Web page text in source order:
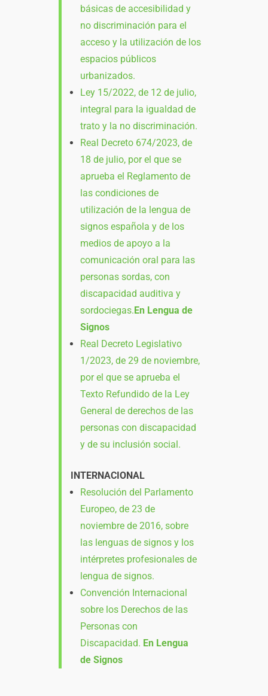
básicas de accesibilidad y
no discriminación para el
acceso y la utilización de los
espacios públicos
urbanizados.
Ley 15/2022, de 12 de julio,
integral para la igualdad de
trato y la no discriminación.
Real Decreto 674/2023, de
18 de julio, por el que se
aprueba el Reglamento de
las condiciones de
utilización de la lengua de
signos española y de los
medios de apoyo a la
comunicación oral para las
personas sordas, con
discapacidad auditiva y
sordociegas. En Lengua de
Signos
Real Decreto Legislativo
1/2023, de 29 de noviembre,
por el que se aprueba el
Texto Refundido de la Ley
General de derechos de las
personas con discapacidad
y de su inclusión social.
INTERNACIONAL
Resolución del Parlamento
Europeo, de 23 de
noviembre de 2016, sobre
las lenguas de signos y los
intérpretes profesionales de
lengua de signos.
Convención Internacional
sobre los Derechos de las
Personas con
Discapacidad. En Lengua
de Signos